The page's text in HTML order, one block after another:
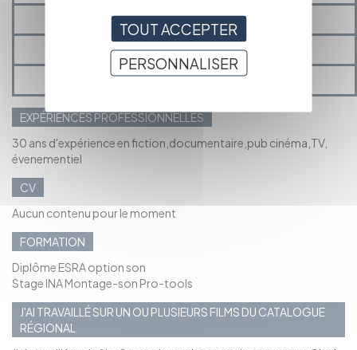
MÉDIAS
PROJETS EN COURS ET À VENIR
MES ANNONCES ET ACTUALITÉS
EXPÉRIENCES PROFESSIONNELLES
30 ans d'expérience en fiction,documentaire,pub cinéma,TV,
évenementiel
CV
Aucun contenu pour le moment
FORMATION
Diplôme ESRA option son
Stage INA Montage-son Pro-tools
J'AI TRAVAILLÉ SUR UN OU PLUSIEURS FILMS DU CATALOGUE
RÉGIONAL
TOUT ACCEPTER
PERSONNALISER